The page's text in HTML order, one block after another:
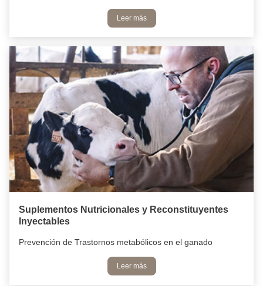
Leer más
Leer más
Suplementos Nutricionales y Reconstituyentes
Inyectables
Prevención de Trastornos metabólicos en el ganado